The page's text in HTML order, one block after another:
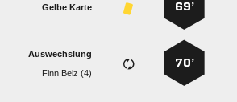
69’
Gelbe Karte
70’
Auswechslung
  